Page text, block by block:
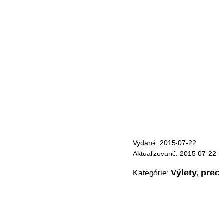
Vydané: 2015-07-22
Aktualizované: 2015-07-22
Kategórie: Výlety,